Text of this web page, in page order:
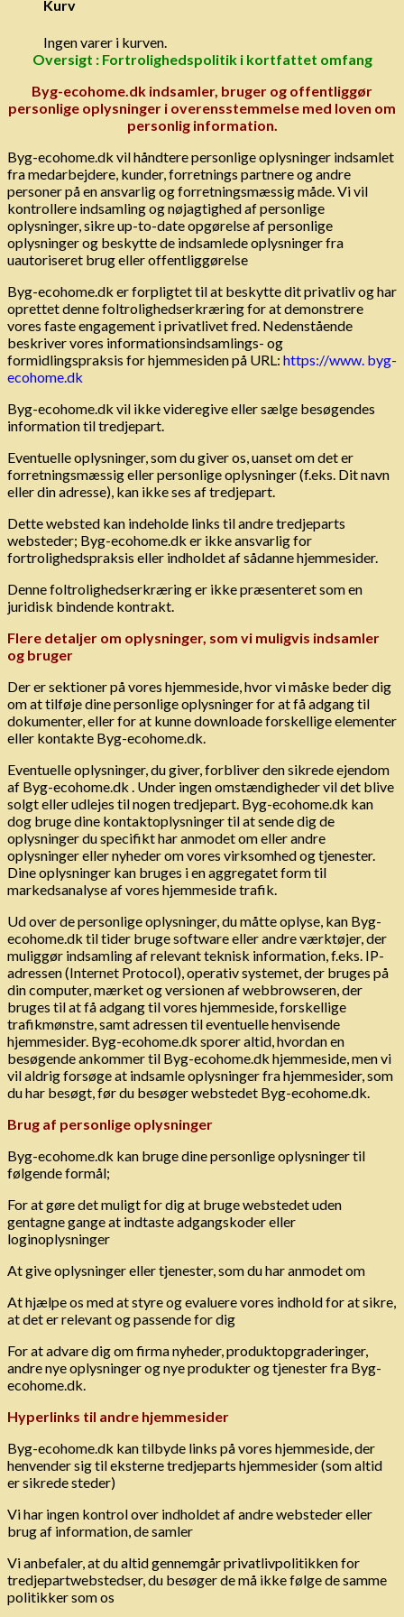
Kurv
Ingen varer i kurven.
Oversigt :Fortrolighedspolitik i kortfattet omfang
Byg-ecohome.dk indsamler, bruger og offentliggør
personlige oplysninger i overensstemmelse med loven om
personlig information.
Byg-ecohome.dk vil håndtere personlige oplysninger indsamlet
fra medarbejdere, kunder, forretnings partnere og andre
personer på en ansvarlig og forretningsmæssig måde. Vi vil
kontrollere indsamling og nøjagtighed af personlige
oplysninger, sikre up-to-date opgørelse af personlige
oplysninger og beskytte de indsamlede oplysninger fra
uautoriseret brug eller offentliggørelse
Byg-ecohome.dk er forpligtet til at beskytte dit privatliv og har
oprettet denne foltrolighedserkræring for at demonstrere
vores faste engagement i privatlivet fred. Nedenstående
beskriver vores informationsindsamlings- og
formidlingspraksis for hjemmesiden på URL: https://www. byg-
ecohome.dk
Byg-ecohome.dk vil ikke videregive eller sælge besøgendes
information til tredjepart.
Eventuelle oplysninger, som du giver os, uanset om det er
forretningsmæssig eller personlige oplysninger (f.eks. Dit navn
eller din adresse), kan ikke ses af tredjepart.
Dette websted kan indeholde links til andre tredjeparts
websteder; Byg-ecohome.dk er ikke ansvarlig for
fortrolighedspraksis eller indholdet af sådanne hjemmesider.
Denne foltrolighedserkræring er ikke præsenteret som en
juridisk bindende kontrakt.
Flere detaljer om oplysninger, som vi muligvis indsamler
og bruger
Der er sektioner på vores hjemmeside, hvor vi måske beder dig
om at tilføje dine personlige oplysninger for at få adgang til
dokumenter, eller for at kunne downloade forskellige elementer
eller kontakte Byg-ecohome.dk.
Eventuelle oplysninger, du giver, forbliver den sikrede ejendom
af Byg-ecohome.dk . Under ingen omstændigheder vil det blive
solgt eller udlejes til nogen tredjepart. Byg-ecohome.dk kan
dog bruge dine kontaktoplysninger til at sende dig de
oplysninger du specifikt har anmodet om eller andre
oplysninger eller nyheder om vores virksomhed og tjenester.
Dine oplysninger kan bruges i en aggregatet form til
markedsanalyse af vores hjemmeside trafik.
Ud over de personlige oplysninger, du måtte oplyse, kan Byg-
ecohome.dk til tider bruge software eller andre værktøjer, der
muliggør indsamling af relevant teknisk information, f.eks. IP-
adressen (Internet Protocol), operativ systemet, der bruges på
din computer, mærket og versionen af ​​webbrowseren, der
bruges til at få adgang til vores hjemmeside, forskellige
trafikmønstre, samt adressen til eventuelle henvisende
hjemmesider. Byg-ecohome.dk sporer altid, hvordan en
besøgende ankommer til Byg-ecohome.dk hjemmeside, men vi
vil aldrig forsøge at indsamle oplysninger fra hjemmesider, som
du har besøgt, før du besøger webstedet Byg-ecohome.dk.
Brug af personlige oplysninger
Byg-ecohome.dk kan bruge dine personlige oplysninger til
følgende formål;
For at gøre det muligt for dig at bruge webstedet uden
gentagne gange at indtaste adgangskoder eller
loginoplysninger
At give oplysninger eller tjenester, som du har anmodet om
At hjælpe os med at styre og evaluere vores indhold for at sikre,
at det er relevant og passende for dig
For at advare dig om firma nyheder, produktopgraderinger,
andre nye oplysninger og nye produkter og tjenester fra Byg-
ecohome.dk.
Hyperlinks til andre hjemmesider
Byg-ecohome.dk kan tilbyde links på vores hjemmeside, der
henvender sig til eksterne tredjeparts hjemmesider (som altid
er sikrede steder)
Vi har ingen kontrol over indholdet af andre websteder eller
brug af information, de samler
Vi anbefaler, at du altid gennemgår privatlivpolitikken for
tredjepartwebstedser, du besøger de må ikke følge de samme
politikker som os